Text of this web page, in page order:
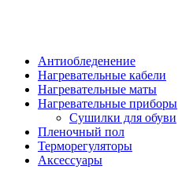
Антиобледенение
Нагревательные кабели
Нагревательные маты
Нагревательные приборы
Сушилки для обуви
Пленочный пол
Терморегуляторы
Аксессуары